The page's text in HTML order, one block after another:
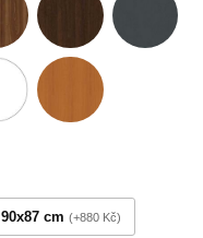
90x87 cm +880 Kč